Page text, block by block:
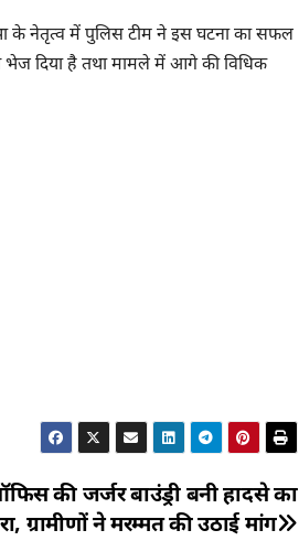
के नेतृत्व में पुलिस टीम ने इस घटना का सफल
दिया है तथा मामले में आगे की विधिक
की जर्जर बाउंड्री बनी हादसे का
ग्रामीणों ने मरम्मत की उठाई मांग